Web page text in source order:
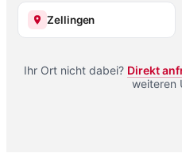
Zellingen
Ihr Ort nicht dabei? Direkt
weiteren